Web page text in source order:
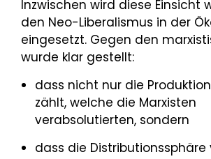
Inzwischen wird diese Einsicht
den Neo-Liberalismus in der
eingesetzt. Gegen den
wurde klar gestellt:
dass nicht nur die
zählt, welche die Marxisten
verabsolutierten, sondern
dass die Distributionssphäre